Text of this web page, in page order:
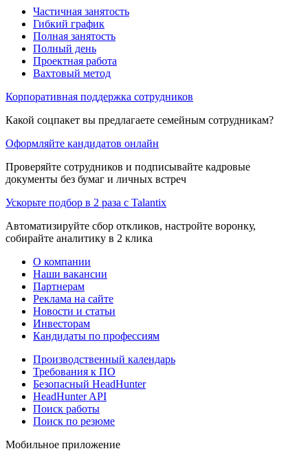
Частичная занятость
Гибкий график
Полная занятость
Полный день
Проектная работа
Вахтовый метод
Корпоративная поддержка сотрудников
Какой соцпакет вы предлагаете семейным сотрудникам?
Оформляйте кандидатов онлайн
Проверяйте сотрудников и подписывайте кадровые
документы без бумаг и личных встреч
Ускорьте подбор в 2 раза с Talantix
Автоматизируйте сбор откликов, настройте воронку,
собирайте аналитику в 2 клика
О компании
Наши вакансии
Партнерам
Реклама на сайте
Новости и статьи
Инвесторам
Кандидаты по профессиям
Производственный календарь
Требования к ПО
Безопасный HeadHunter
HeadHunter API
Поиск работы
Поиск по резюме
Мобильное приложение